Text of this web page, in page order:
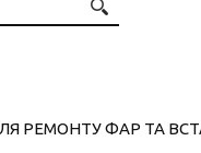
РЕМОНТУ ФАР ТА